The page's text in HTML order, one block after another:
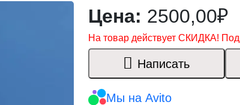
Цена: 2500,00₽
На товар действует СКИДКА!
Написать
Мы на Avito